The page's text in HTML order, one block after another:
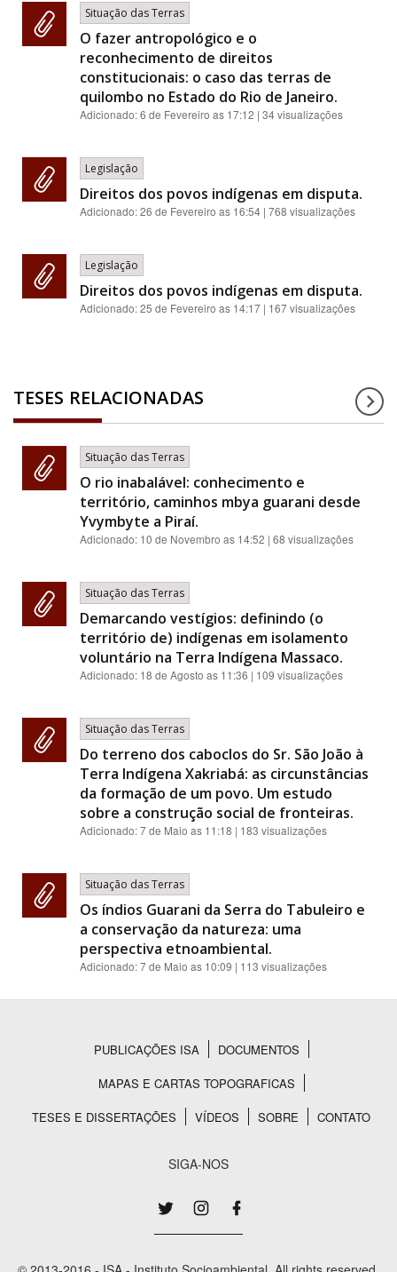
Situação das Terras
O fazer antropológico e o
reconhecimento de direitos
constitucionais: o caso das terras de
quilombo no Estado do Rio de Janeiro.
Adicionado:6 de Fevereiro as 17:12 | 34 visualizações
Legislação
Direitos dos povos indígenas em disputa.
Adicionado:26 de Fevereiro as 16:54 | 768 visualizações
Legislação
Direitos dos povos indígenas em disputa.
Adicionado:25 de Fevereiro as 14:17 | 167 visualizações
TESES RELACIONADAS
Situação das Terras
O rio inabalável: conhecimento e
território, caminhos mbya guarani desde
Yvymbyte a Piraí.
Adicionado: 10 de Novembro as 14:52 | 68 visualizações
Situação das Terras
Demarcando vestígios: definindo (o
território de) indígenas em isolamento
voluntário na Terra Indígena Massaco.
Adicionado: 18 de Agosto as 11:36 | 109 visualizações
Situação das Terras
Do terreno dos caboclos do Sr. São João à
Terra Indígena Xakriabá: as circunstâncias
da formação de um povo. Um estudo
sobre a construção social de fronteiras.
Adicionado:7 de Maio as 11:18 | 183 visualizações
Situação das Terras
Os índios Guarani da Serra do Tabuleiro e
a conservação da natureza: uma
perspectiva etnoambiental.
Adicionado:7 de Maio as 10:09 | 113 visualizações
Rodapé
PUBLICAÇÕES ISA
DOCUMENTOS
MAPAS E CARTAS TOPOGRAFICAS
TESES E DISSERTAÇÕES
VÍDEOS SOBRE CONTATO
SIGA-NOS